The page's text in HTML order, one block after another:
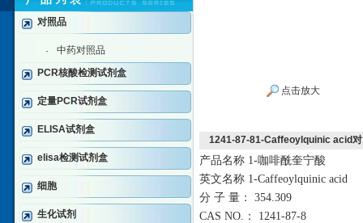
对照品
·
中药对照品
PCR核酸检测试剂盒
定量PCR试剂盒
ELISA试剂盒
elisa检测试剂盒
细胞
生化试剂
点击放大
1241-87-81-Caffeoylquinic acid
产品名称 1-咖啡酰奎宁酸
英文名称 1-Caffeoylquinic acid
分 子 量：
354.309
CAS NO.： 1241-87-8